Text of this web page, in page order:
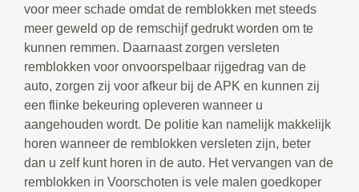
voor meer schade omdat de remblokken met steeds
meer geweld op de remschijf gedrukt worden om te
kunnen remmen. Daarnaast zorgen versleten
remblokken voor onvoorspelbaar rijgedrag van de
auto, zorgen zij voor afkeur bij de APK en kunnen zij
een flinke bekeuring opleveren wanneer u
aangehouden wordt. De politie kan namelijk makkelijk
horen wanneer de remblokken versleten zijn, beter
dan u zelf kunt horen in de auto. Het vervangen van de
remblokken in Voorschoten is vele malen goedkoper